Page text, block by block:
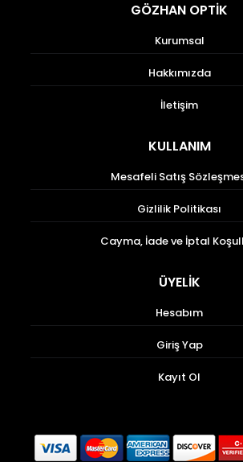
GÖZHAN OPTİK
Kurumsal
Hakkımızda
İletişim
KULLANIM
Mesafeli Satış
Gizlilik Politikası
Cayma, İade ve İptal
ÜYELİK
Hesabım
Giriş Yap
Kayıt Ol